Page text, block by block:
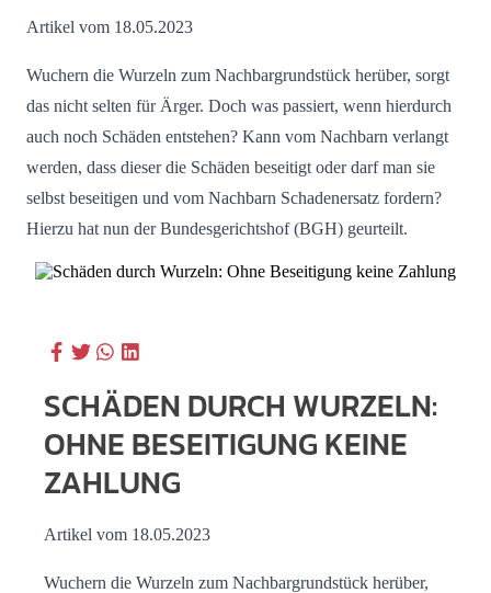
Artikel vom 18.05.2023
Wuchern die Wurzeln zum Nachbargrundstück herüber, sorgt
das nicht selten für Ärger. Doch was passiert, wenn hierdurch
auch noch Schäden entstehen? Kann vom Nachbarn verlangt
werden, dass dieser die Schäden beseitigt oder darf man sie
selbst beseitigen und vom Nachbarn Schadenersatz fordern?
Hierzu hat nun der Bundesgerichtshof (BGH) geurteilt.
SCHÄDEN DURCH WURZELN:
OHNE BESEITIGUNG KEINE
ZAHLUNG
Artikel vom 18.05.2023
Wuchern die Wurzeln zum Nachbargrundstück herüber,